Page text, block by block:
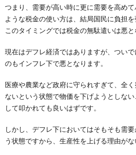
つまり、需要が高い時に更に需要を高め
ような税金の使い方は、結局国民に負担を
このタイミングでは税金の無駄遣いは悪と
現在はデフレ経済ではありますが、つい
のもインフレ下で悪となります。
医療や農業など政府に守られすぎて、全
ないという状態で物価を下げようとしな
して叩かれても良いはずです。
しかし、デフレ下においてはそもそも需
う状態ですから、生産性を上げる理由がな